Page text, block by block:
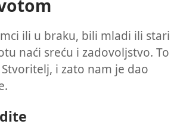
ili u braku, bili mladi ili stari
naći sreću i zadovoljstvo. To
i zato nam je dao